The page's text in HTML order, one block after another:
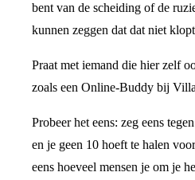
bent van de scheiding of de
kunnen zeggen dat dat niet
Praat met iemand die hier zelf
zoals een Online-Buddy bij
Probeer het eens: zeg eens
en je geen 10 hoeft te halen
eens hoeveel mensen je om je